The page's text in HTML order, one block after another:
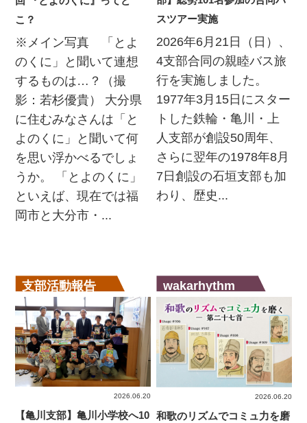
こ？
※メイン写真 「とよ
のくに」と聞いて連想
するものは…？（撮
影：若杉優貴） 大分県
に住むみなさんは「と
よのくに」と聞いて何
を思い浮かべるでしょ
うか。 「とよのくに」
といえば、現在では福
岡市と大分市・...
スツアー実施
2026年6月21日（日）、
4支部合同の親睦バス旅
行を実施しました。
1977年3月15日にスター
トした鉄輪・亀川・上
人支部が創設50周年、
さらに翌年の1978年8月
7日創設の石垣支部も加
わり、歴史...
支部活動報告
2026.06.20
【亀川支部】亀川小学校へ10
wakarhythm
2026.06.20
和歌のリズムでコミュ力を磨